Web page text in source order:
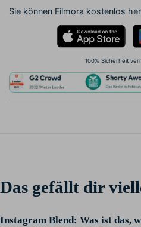
Sie können Filmora kostenlos
100% Sicherheit
Das gefällt dir
Instagram Blend: Was ist das,